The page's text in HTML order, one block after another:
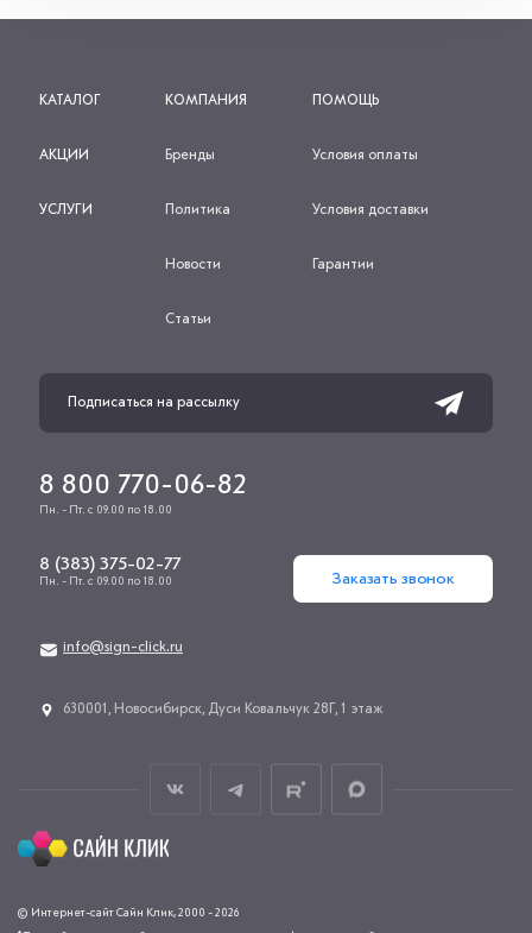
КАТАЛОГ
АКЦИИ
УСЛУГИ
КОМПАНИЯ
Бренды
Политика
Новости
Статьи
ПОМОЩЬ
Условия оплаты
Условия доставки
Гарантии
8 800 770-06-82
Пн. - Пт. с 09.00 по 18.00
8 (383) 375-02-77
Пн. - Пт. с 09.00 по 18.00 Заказать звонок
info@sign-click.ru
​630001, Новосибирск, Дуси Ковальчук 28Г, 1 этаж
© Интернет-сайт Сайн Клик, 2000 - 2026